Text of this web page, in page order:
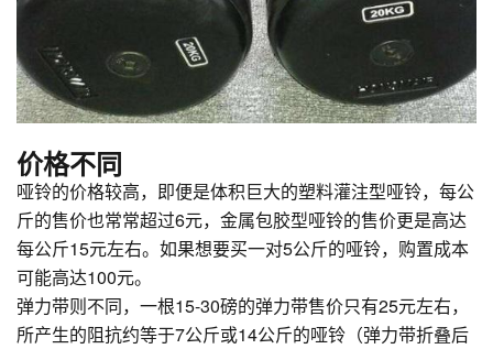
价格不同
哑铃的价格较高，即便是体积巨大的塑料灌注型哑铃，每公
斤的售价也常常超过6元，金属包胶型哑铃的售价更是高达
每公斤15元左右。如果想要买一对5公斤的哑铃，购置成本
可能高达100元。
弹力带则不同，一根15-30磅的弹力带售价只有25元左右，
所产生的阻抗约等于7公斤或14公斤的哑铃（弹力带折叠后